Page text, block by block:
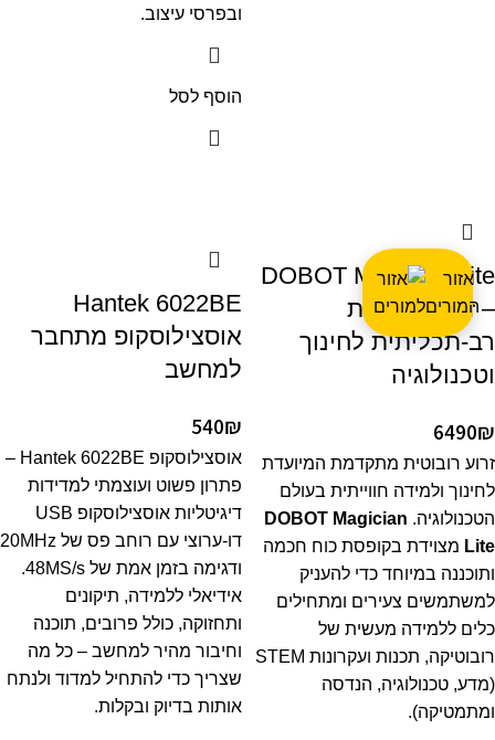
אזור
המורים
ובפרסי עיצוב.
הוסף לסל
DOBOT Magician Lite
– זרוע רובוטית
רב-תכליתית לחינוך
וטכנולוגיה
6490₪
זרוע רובוטית מתקדמת המיועדת
לחינוך ולמידה חווייתית בעולם
הטכנולוגיה. DOBOT Magician
Lite מצוידת בקופסת כוח חכמה
ותוכננה במיוחד כדי להעניק
למשתמשים צעירים ומתחילים
כלים ללמידה מעשית של
רובוטיקה, תכנות ועקרונות STEM
(מדע, טכנולוגיה, הנדסה
ומתמטיקה).
Hantek 6022BE
אוסצילוסקופ מתחבר
למחשב
540₪
אוסצילוסקופ Hantek 6022BE –
פתרון פשוט ועוצמתי למדידות
דיגיטליות אוסצילוסקופ USB
דו-ערוצי עם רוחב פס של 20MHz
ודגימה בזמן אמת של 48MS/s.
אידיאלי ללמידה, תיקונים
ותחזוקה, כולל פרובים, תוכנה
וחיבור מהיר למחשב – כל מה
שצריך כדי להתחיל למדוד ולנתח
אותות בדיוק ובקלות.